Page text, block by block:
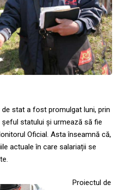
stat a fost promulgat luni, prin
statului și urmează să fie
Oficial. Asta înseamnă că,
actuale în care salariații se
Proiectul de